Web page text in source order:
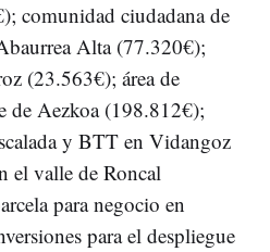
comunidad ciudadana de
Alta (77.320€);
(23.563€); área de
de Aezkoa (198.812€);
y BTT en Vidangoz
el valle de Roncal
para negocio en
para el despliegue